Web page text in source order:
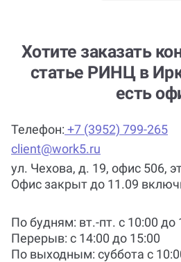
Хотите заказать
статье РИНЦ в
есть
Телефон: +7 (3952) 799-265
client@work5.ru
ул. Чехова, д. 19, офис 506,
Офис закрыт до 11.09
По будням: вт.-пт. c 10:00 до
Перерыв: с 14:00 до 15:00
По выходным: суббота c